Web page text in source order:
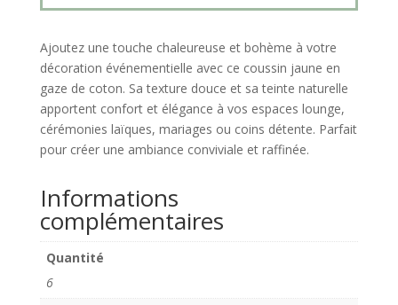
Ajoutez une touche chaleureuse et bohème à votre
décoration événementielle avec ce coussin jaune en
gaze de coton. Sa texture douce et sa teinte naturelle
apportent confort et élégance à vos espaces lounge,
cérémonies laïques, mariages ou coins détente. Parfait
pour créer une ambiance conviviale et raffinée.
Informations
complémentaires
Quantité
6